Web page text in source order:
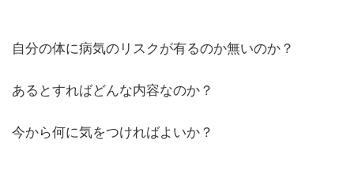
自分の体に病気のリスクが有るのか無いのか？
あるとすればどんな内容なのか？
今から何に気をつければよいか？